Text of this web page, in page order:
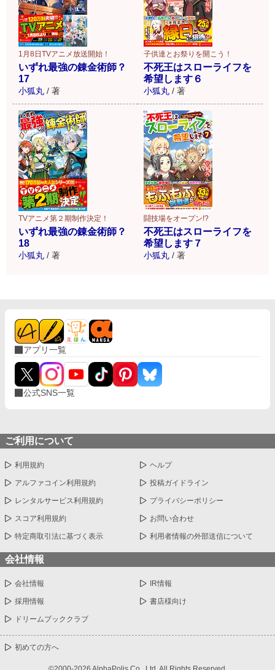
1月8日TVアニメ放送開始！
いずれ最強の錬金術師？
17
小狐丸 / 著
子供達とお祭りを開こう！
不死王はスローライフを
希望します６
小狐丸 / 著
TVアニメ第２期制作決定！
いずれ最強の錬金術師？
18
小狐丸 / 著
闘技場をオープン!?
不死王はスローライフを
希望します７
小狐丸 / 著
アプリ一覧
公式SNS一覧
ご利用について
利用規約 ヘルプ
アルファコイン利用規約 投稿ガイドライン
レンタルサービス利用規約 プライバシーポリシー
スコア利用規約 お問い合わせ
特定商取引法に基づく表示 利用者情報の外部送信について
会社情報
会社情報 IR情報
採用情報 書店様向け
ドリームブッククラブ
初めての方へ